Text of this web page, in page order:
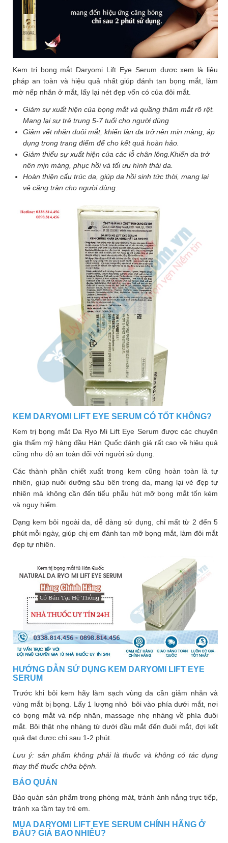
Kem trị bọng mắt Daryomi Lift Eye Serum được xem là liệu
pháp an toàn và hiệu quả nhất giúp đánh tan bọng mắt, làm
mờ nếp nhăn ở mắt, lấy lại nét đẹp vốn có của đôi mắt.
Giảm sự xuất hiện của bọng mắt và quầng thâm mắt rõ rệt.
Mang lại sự trẻ trung 5-7 tuổi cho người dùng
Giảm vết nhăn đuôi mắt, khiến làn da trở nên mịn màng, áp
dụng trong trang điểm để cho kết quả hoàn hảo.
Giảm thiểu sự xuất hiện của các lỗ chân lông.Khiến da trở
nên mịn màng, phục hồi và tối ưu hình thái da.
Hoàn thiện cấu trúc da, giúp da hồi sinh tức thời, mang lại
vẻ căng tràn cho người dùng.
KEM DARYOMI LIFT EYE SERUM CÓ TỐT KHÔNG?
Kem trị bọng mắt Da Ryo Mi Lift Eye Serum được các chuyên
gia thẩm mỹ hàng đầu Hàn Quốc đánh giá rất cao về hiệu quả
cũng như độ an toàn đối với người sử dụng.
Các thành phần chiết xuất trong kem cũng hoàn toàn là tự
nhiên, giúp nuôi dưỡng sâu bên trong da, mang lại vẻ đẹp tự
nhiên mà không cần đến tiểu phẫu hút mỡ bọng mắt tốn kém
và nguy hiểm.
Dạng kem bôi ngoài da, dễ dàng sử dụng, chỉ mất từ 2 đến 5
phút mỗi ngày, giúp chị em đánh tan mỡ bọng mắt, làm đôi mắt
đẹp tự nhiên.
HƯỚNG DẪN SỬ DỤNG KEM DARYOMI LIFT EYE
SERUM
Trước khi bôi kem hãy làm sạch vùng da cần giảm nhăn và
vùng mắt bị bọng. Lấy 1 lượng nhỏ bôi vào phía dưới mắt, nơi
có bọng mắt và nếp nhăn, massage nhẹ nhàng về phía đuôi
mắt. Bôi thật nhẹ nhàng từ dưới đầu mắt đến đuôi mắt, đợi kết
quả đạt được chỉ sau 1-2 phút.
Lưu ý: sản phẩm không phải là thuốc và không có tác dụng
thay thế thuốc chữa bệnh.
BẢO QUẢN
Bảo quản sản phẩm trong phòng mát, tránh ánh nắng trực tiếp,
tránh xa tầm tay trẻ em.
MUA DARYOMI LIFT EYE SERUM CHÍNH HÃNG Ở
ĐÂU? GIÁ BAO NHIÊU?